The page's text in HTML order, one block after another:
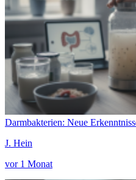
Darmbakterien: Neue
J. Hein
vor 1 Monat